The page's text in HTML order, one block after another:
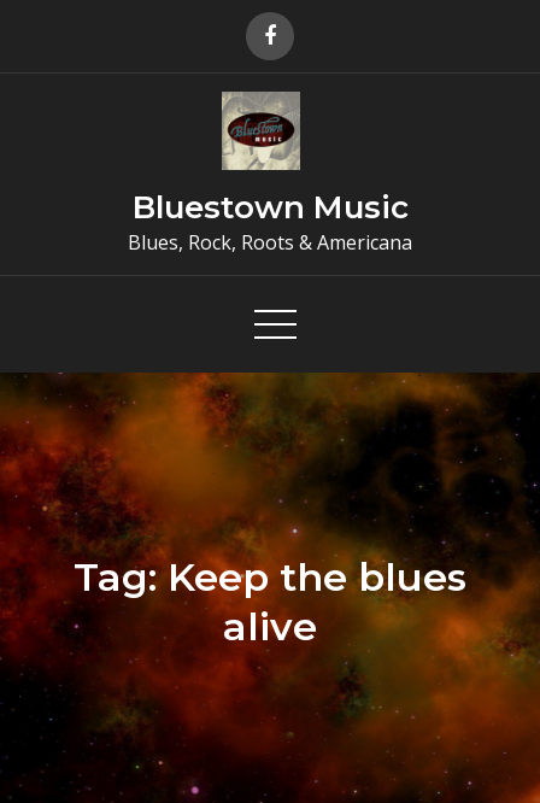
Bluestown Music
Blues, Rock, Roots & Americana
Tag:Keep the blues
alive